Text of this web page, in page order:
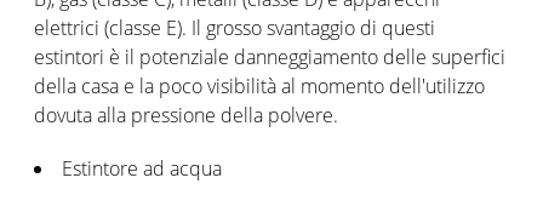
elettrici (classe E). Il grosso svantaggio di questi
estintori è il potenziale danneggiamento delle superfici
della casa e la poco visibilità al momento dell'utilizzo
dovuta alla pressione della polvere.
Estintore ad acqua